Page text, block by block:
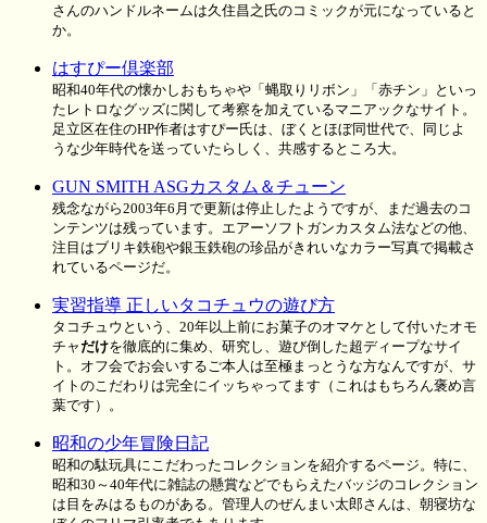
さんのハンドルネームは久住昌之氏のコミックが元になっていると
か。
はすぴー倶楽部
昭和40年代の懐かしおもちゃや「蝿取りリボン」「赤チン」といっ
たレトロなグッズに関して考察を加えているマニアックなサイト。
足立区在住のHP作者はすぴー氏は、ぼくとほぼ同世代で、同じよ
うな少年時代を送っていたらしく、共感するところ大。
GUN SMITH ASGカスタム＆チューン
残念ながら2003年6月で更新は停止したようですが、まだ過去のコ
ンテンツは残っています。エアーソフトガンカスタム法などの他、
注目はブリキ鉄砲や銀玉鉄砲の珍品がきれいなカラー写真で掲載さ
れているページだ。
実習指導 正しいタコチュウの遊び方
タコチュウという、20年以上前にお菓子のオマケとして付いたオモ
チャだけを徹底的に集め、研究し、遊び倒した超ディープなサイ
ト。オフ会でお会いするご本人は至極まっとうな方なんですが、サ
イトのこだわりは完全にイッちゃってます（これはもちろん褒め言
葉です）。
昭和の少年冒険日記
昭和の駄玩具にこだわったコレクションを紹介するページ。特に、
昭和30～40年代に雑誌の懸賞などでもらえたバッジのコレクション
は目をみはるものがある。管理人のぜんまい太郎さんは、朝寝坊な